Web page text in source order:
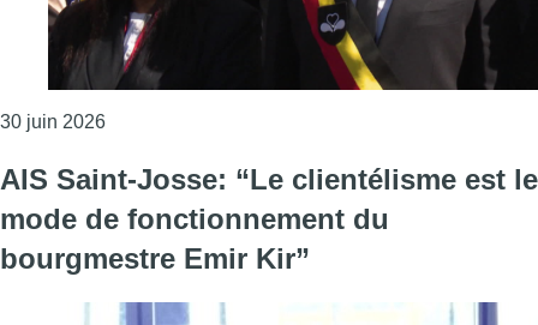
30 juin 2026Consulter l'article "L’opposition Ecolo/PS
AIS Saint-Josse: “Le clientélisme est le
mode de fonctionnement du
bourgmestre Emir Kir”